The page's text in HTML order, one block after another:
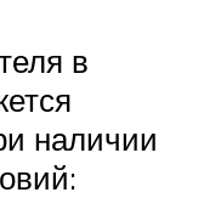
в
наличии